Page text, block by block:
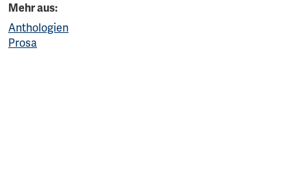
Mehr aus:
Anthologien
Prosa